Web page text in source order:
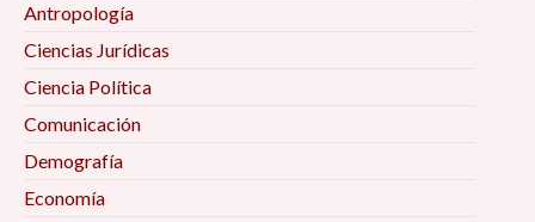
Antropología
Ciencias Jurídicas
Ciencia Política
Comunicación
Demografía
Economía